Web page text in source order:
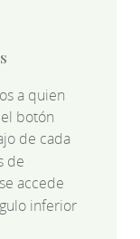
a quien
botón
de cada
de
accede
inferior